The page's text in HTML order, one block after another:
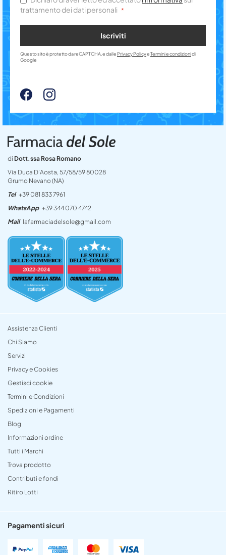
di Dott.ssa Rosa Romano
Via Duca D’Aosta, 57/58/59 80028
Grumo Nevano (NA)
Tel +39 081 833 7961
WhatsApp +39 344 070 4742
Mail lafarmaciadelsole@gmail.com
Assistenza Clienti
Chi Siamo
Servizi
Privacy e Cookies
Gestisci cookie
Termini e Condizioni
Spedizioni e Pagamenti
Blog
Informazioni ordine
Tutti i Marchi
Trova prodotto
Contributi e fondi
Ritiro Lotti
Pagamenti sicuri
trattamento dei dati personali
Iscriviti
Questo sito è protetto da reCAPTCHA, e dalle Privacy PolicyeTermini e condizionidi
Google